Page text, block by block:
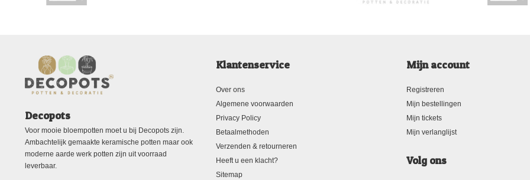
Decopots
Voor mooie bloempotten moet u bij Decopots zijn.
Ambachtelijk gemaakte keramische potten maar ook
moderne aarde werk potten zijn uit voorraad
leverbaar.
Klantenservice
Over ons
Algemene voorwaarden
Privacy Policy
Betaalmethoden
Verzenden & retourneren
Heeft u een klacht?
Sitemap
Mijn account
Registreren
Mijn bestellingen
Mijn tickets
Mijn verlanglijst
Volg ons